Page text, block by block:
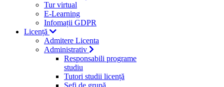
Tur virtual
E-Learning
Infomații GDPR
Licență
Admitere Licenta
Administrativ
Responsabili programe
studiu
Tutori studii licență
Şefi de grupă